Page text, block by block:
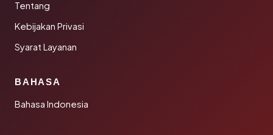
Tentang
Kebijakan Privasi
Syarat Layanan
BAHASA
Bahasa Indonesia